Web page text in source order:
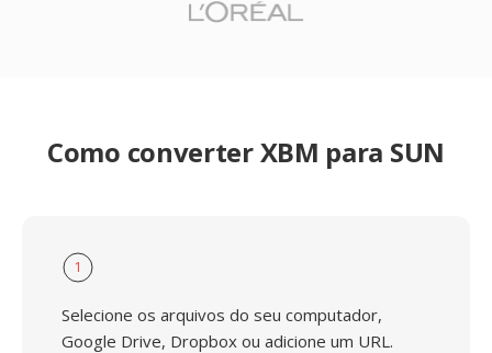
Como converter XBM para SUN
1
Selecione os arquivos do seu computador,
Google Drive, Dropbox ou adicione um URL.